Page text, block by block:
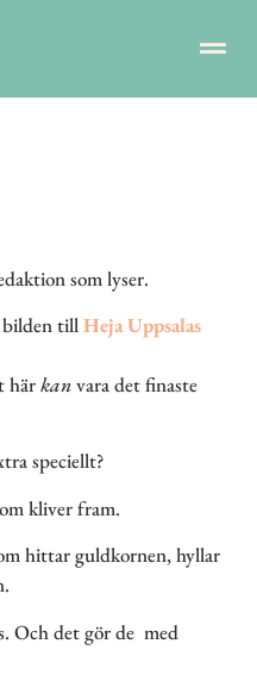
som lyser.
bilden tillHeja Uppsalas
härkanvara det finaste
speciellt?
kliver fram.
hittar guldkornen, hyllar
Och det gör de med